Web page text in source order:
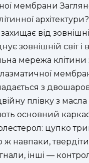
мембрани
від
зовнішній світ
мережа клітини
з
плівку з
основний
цупко
навпаки,
інші —